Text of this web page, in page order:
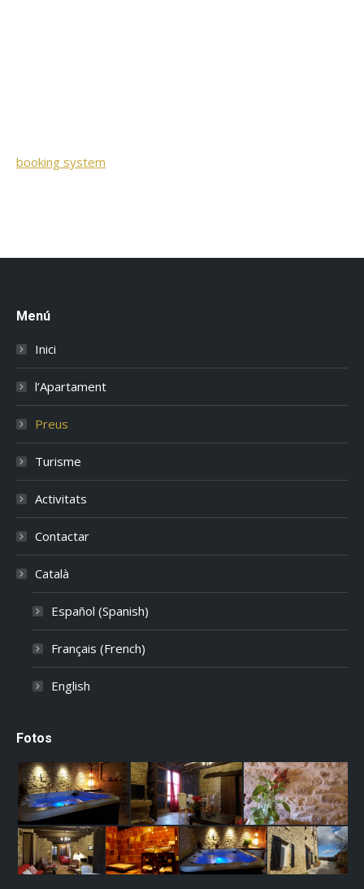
booking system
Menú
Inici
l’Apartament
Preus
Turisme
Activitats
Contactar
Català
Español (Spanish)
Français (French)
English
Fotos